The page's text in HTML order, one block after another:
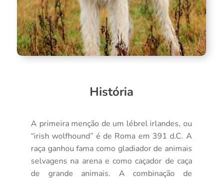
História
A primeira menção de um lébrel irlandes, ou
“irish wolfhound” é de Roma em 391 d.C. A
raça ganhou fama como gladiador de animais
selvagens na arena e como caçador de caça
de grande animais. A combinação de